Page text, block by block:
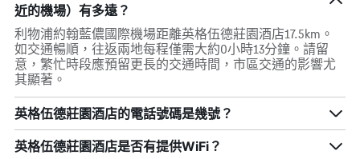
近的機場）有多遠？
利物浦約翰藍儂國際機場距離英格伍德莊園酒店17.5km。
如交通暢順，往返兩地每程僅需大約0小時13分鐘。請留
意，繁忙時段應預留更長的交通時間，市區交通的影響尤
其顯著。
英格伍德莊園酒店的電話號碼是幾號？
英格伍德莊園酒店是否有提供WiFi？